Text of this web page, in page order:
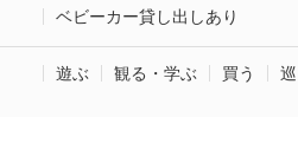
ベビーカー貸し出しあり
遊ぶ 観る・学ぶ 買う